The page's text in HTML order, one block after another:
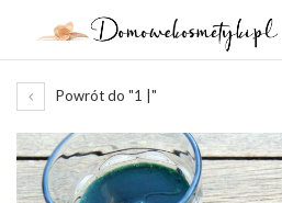
Powrót do "1 |"